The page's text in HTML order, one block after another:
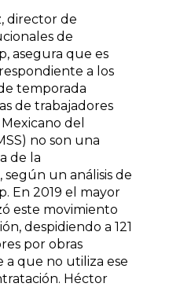
director de
de
asegura que es
a los
temporada
de trabajadores
del
no son una
de la
un análisis de
En 2019 el mayor
este movimiento
despidiendo a 121
por obras
a que no utiliza ese
Héctor